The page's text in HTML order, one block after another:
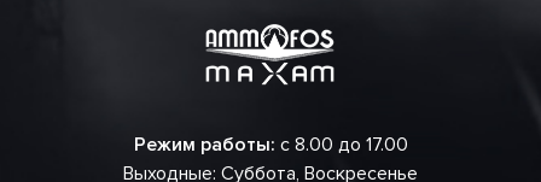
Режим работы: с 8.00 до 17.00
Выходные: Суббота, Воскресенье